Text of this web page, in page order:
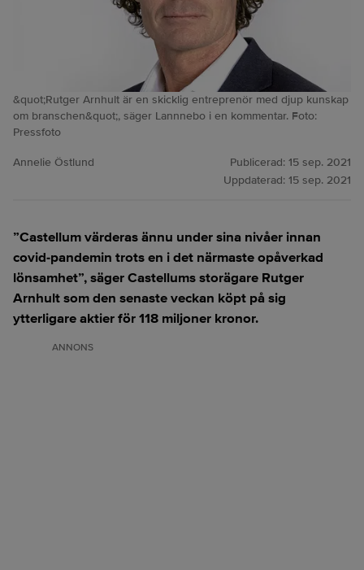
&quot;Rutger Arnhult är en skicklig entreprenör med djup kunskap
om branschen&quot;, säger Lannnebo i en kommentar. Foto:
Pressfoto
Annelie Östlund Publicerad: 15 sep. 2021
Uppdaterad: 15 sep. 2021
”Castellum värderas ännu under sina nivåer innan
covid-pandemin trots en i det närmaste opåverkad
lönsamhet”, säger Castellums storägare Rutger
Arnhult som den senaste veckan köpt på sig
ytterligare aktier för 118 miljoner kronor.
ANNONS